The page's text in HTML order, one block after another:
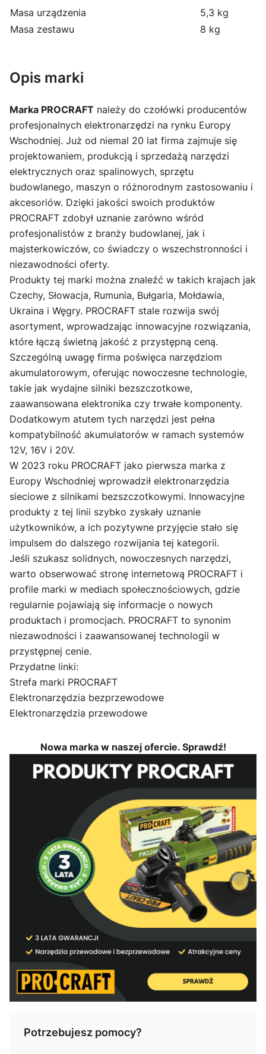
Masa urządzenia
5,3 kg
Masa zestawu
8 kg
Opis marki
Marka PROCRAFT należy do czołówki producentów
profesjonalnych elektronarzędzi na rynku Europy
Wschodniej. Już od niemal 20 lat firma zajmuje się
projektowaniem, produkcją i sprzedażą narzędzi
elektrycznych oraz spalinowych, sprzętu
budowlanego, maszyn o różnorodnym zastosowaniu i
akcesoriów. Dzięki jakości swoich produktów
PROCRAFT zdobył uznanie zarówno wśród
profesjonalistów z branży budowlanej, jak i
majsterkowiczów, co świadczy o wszechstronności i
niezawodności oferty.
Produkty tej marki można znaleźć w takich krajach jak
Czechy, Słowacja, Rumunia, Bułgaria, Mołdawia,
Ukraina i Węgry. PROCRAFT stale rozwija swój
asortyment, wprowadzając innowacyjne rozwiązania,
które łączą świetną jakość z przystępną ceną.
Szczególną uwagę firma poświęca narzędziom
akumulatorowym, oferując nowoczesne technologie,
takie jak wydajne silniki bezszczotkowe,
zaawansowana elektronika czy trwałe komponenty.
Dodatkowym atutem tych narzędzi jest pełna
kompatybilność akumulatorów w ramach systemów
12V, 16V i 20V.
W 2023 roku PROCRAFT jako pierwsza marka z
Europy Wschodniej wprowadził elektronarzędzia
sieciowe z silnikami bezszczotkowymi. Innowacyjne
produkty z tej linii szybko zyskały uznanie
użytkowników, a ich pozytywne przyjęcie stało się
impulsem do dalszego rozwijania tej kategorii.
Jeśli szukasz solidnych, nowoczesnych narzędzi,
warto obserwować stronę internetową PROCRAFT i
profile marki w mediach społecznościowych, gdzie
regularnie pojawiają się informacje o nowych
produktach i promocjach. PROCRAFT to synonim
niezawodności i zaawansowanej technologii w
przystępnej cenie.
Przydatne linki:
Strefa marki PROCRAFT
Elektronarzędzia bezprzewodowe
Elektronarzędzia przewodowe
Nowa marka w naszej ofercie. Sprawdź!
Potrzebujesz pomocy?